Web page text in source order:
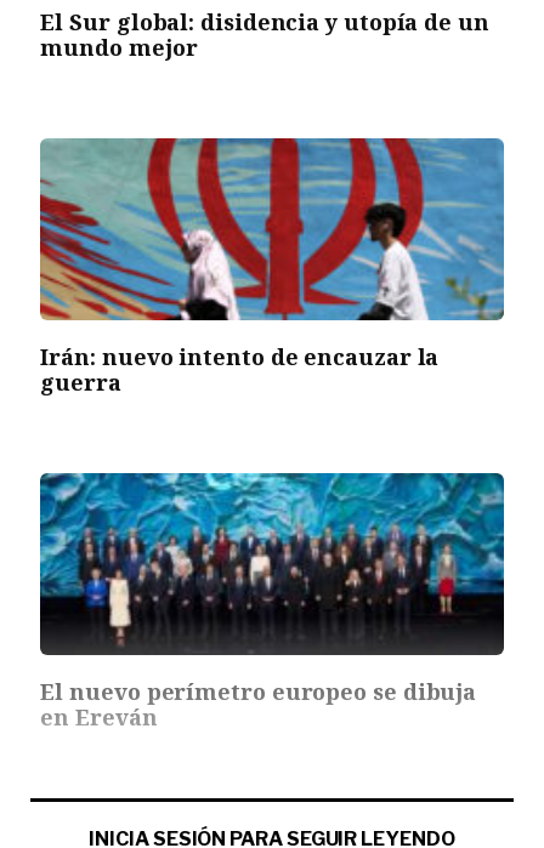
El Sur global: disidencia y utopía de un
mundo mejor
Irán: nuevo intento de encauzar la
guerra
El nuevo perímetro europeo se dibuja
en Ereván
INICIA SESIÓN PARA SEGUIR LEYENDO